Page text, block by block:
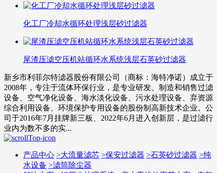
化工厂冷却水循环处理浅层砂过滤器
尾渣压滤空压机站循环水系统浅层石英砂过滤器
新乡市利菲尔特滤器股份有限公司（商标：海特净诺）成立于
2008年，专注于流体环保行业，是专业研发、制造和销售过滤
设备、空气净化设备、海水淡化设备、污水处理设备、弃资源
综合利用设备、环境保护专用设备的股份制高新技术企业。公
司于2016年7月挂牌新三板、2022年6月进入创新层，是过滤行
业内为数不多的实...
产品中心 >大流量滤芯 >保安过滤器 >石英砂过滤器 >纯
水设备 >滤筒除尘器